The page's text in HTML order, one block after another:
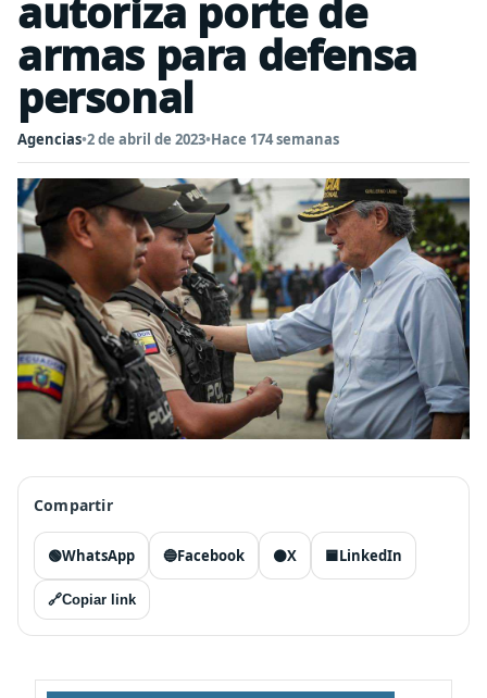
autoriza porte de
armas para defensa
personal
Agencias•2 de abril de 2023•Hace 174 semanas
Compartir
🟢WhatsApp 🔵Facebook ⚫X 🟦LinkedIn
🔗Copiar link